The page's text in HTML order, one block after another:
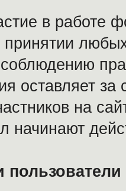
в работе
принятии
соблюдению
оставляет
на
начинают
пользователи